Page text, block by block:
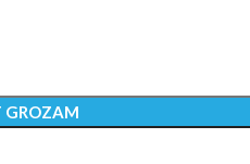
GROZAM